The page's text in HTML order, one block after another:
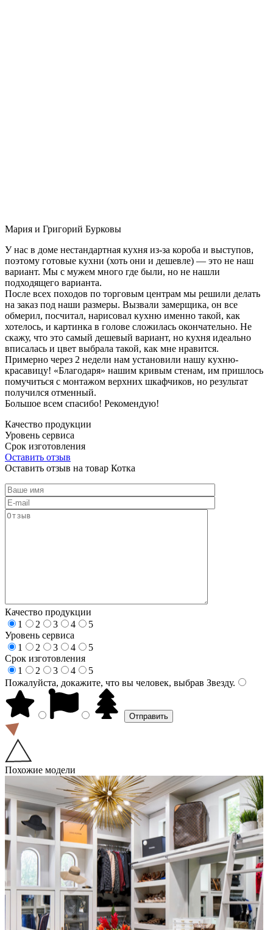
Мария и Григорий Бурковы
У нас в доме нестандартная кухня из-за короба и выступов,
поэтому готовые кухни (хоть они и дешевле) — это не наш
вариант. Мы с мужем много где были, но не нашли
подходящего варианта.
После всех походов по торговым центрам мы решили делать
на заказ под наши размеры. Вызвали замерщика, он все
обмерил, посчитал, нарисовал кухню именно такой, как
хотелось, и картинка в голове сложилась окончательно. Не
скажу, что это самый дешевый вариант, но кухня идеально
вписалась и цвет выбрала такой, как мне нравится.
Примерно через 2 недели нам установили нашу кухню-
красавицу! «Благодаря» нашим кривым стенам, им пришлось
помучиться с монтажом верхних шкафчиков, но результат
получился отменный.
Большое всем спасибо! Рекомендую!
Качество продукции
Уровень сервиса
Срок изготовления
Оставить отзыв
Оставить отзыв на товар Котка
Качество продукции
1
2 3 4
5
Уровень сервиса
1
2 3 4
5
Срок изготовления
1
2 3 4
5
Пожалуйста, докажите, что вы человек, выбрав Звезду.
Похожие модели